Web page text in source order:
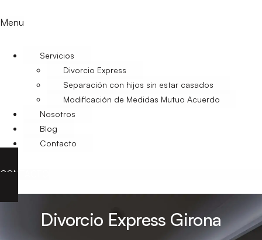
Menu
Servicios
Divorcio Express
Separación con hijos sin estar casados
Modificación de Medidas Mutuo Acuerdo
Nosotros
Blog
Contacto
CONTACTO
Divorcio Express Girona